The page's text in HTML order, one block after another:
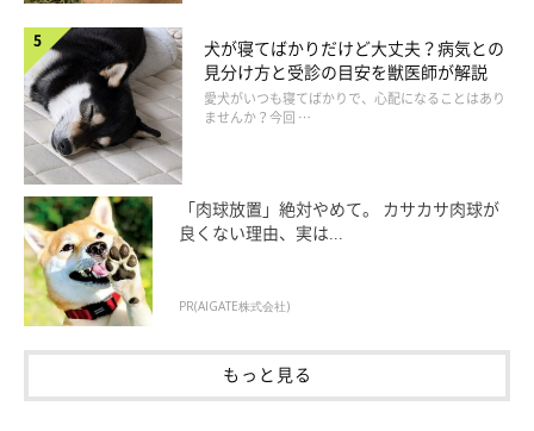
（4）犬の“笑顔”を引き出す接し方はある？
犬は信頼している飼い主さんと過ごすことに幸せを感じます。満
足できる散歩に行く、おいしいゴハンやおやつを与える、たくさ
ん遊ぶ、なでてあげるなど、忙しくてもなるべく飼い主さんの笑
顔を向けるようにしましょう。
（5）“笑顔”になりやすい犬種はいる？
犬が寝てばかりだけど大丈夫？病気との
見分け方と受診の目安を獣医師が解説
愛犬がいつも寝てばかりで、心配になることはあり
ませんか？今回 …
「肉球放置」絶対やめて。 カサカサ肉球が
良くない理由、実は...
PR(AIGATE株式会社)
もっと見る